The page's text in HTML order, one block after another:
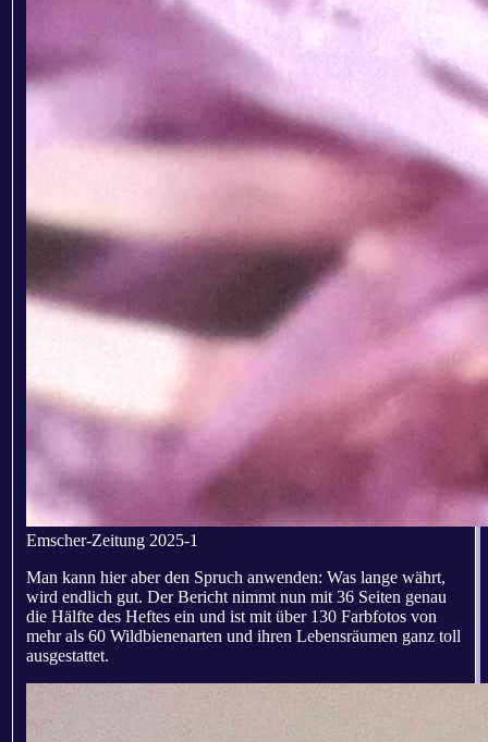
Emscher-Zeitung 2025-1
Man kann hier aber den Spruch anwenden: Was lange währt,
wird endlich gut. Der Bericht nimmt nun mit 36 Seiten genau
die Hälfte des Heftes ein und ist mit über 130 Farbfotos von
mehr als 60 Wildbienenarten und ihren Lebensräumen ganz toll
ausgestattet.